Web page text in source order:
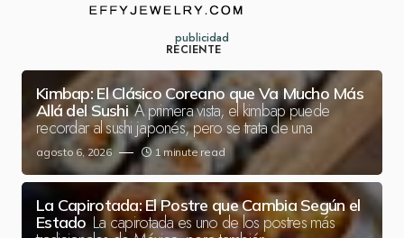
publicidad
RECIENTE
Kimbap: El Clásico Coreano que Va Mucho Más
Allá del Sushi A primera vista, el kimbap puede
recordar al sushi japonés, pero se trata de una
agosto 6, 2026 1 minute read
La Capirotada: El Postre que Cambia Según el
Estado La capirotada es uno de los postres más